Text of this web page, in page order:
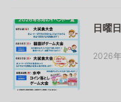
日曜
2026